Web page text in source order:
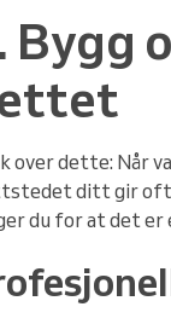
Bygg
over dette: Når
ditt gir
du for at det